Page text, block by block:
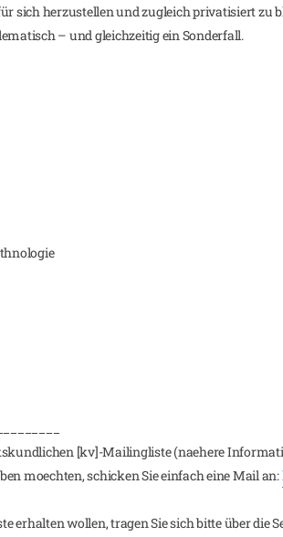
sich herzustellen und zugleich privatisiert zu
– und gleichzeitig ein Sonderfall.
[kv]-Mailingliste (naehere
moechten, schicken Sie einfach eine Mail an:
erhalten wollen, tragen Sie sich bitte über die